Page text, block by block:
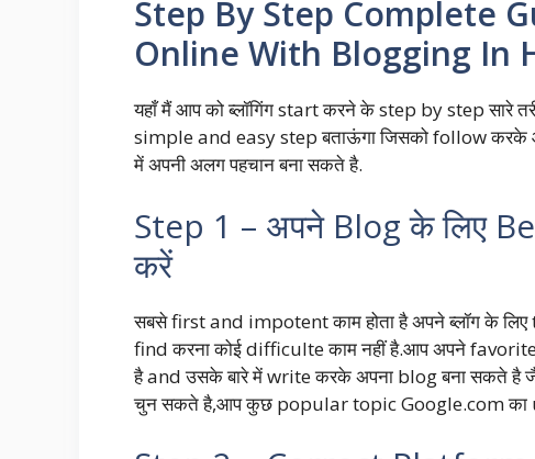
Step By Step Complete
Online With Blogging In
यहाँ मैं आप को ब्लॉगिंग start करने के step by step सारे
simple and easy step बताऊंगा जिसको follow
में अपनी अलग पहचान बना सकते है.
Step 1 – अपने Blog के लिए
करें
सबसे first and impotent काम होता है अपने ब्लॉग के
find करना कोई difficulte काम नहीं है.आप अपने
है and उसके बारे में write करके अपना blog बना सकते है
चुन सकते है,आप कुछ popular topic Google.com का